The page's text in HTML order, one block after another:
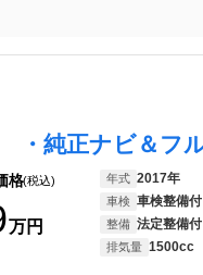
格(税込)
万円
年式 2017年
車検 車検整備付
整備 法定整備付
排気量 1500cc